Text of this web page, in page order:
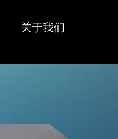
交换机
平安城市
维修服务
免费试用产品
关于我们
招贤纳士
联系我们